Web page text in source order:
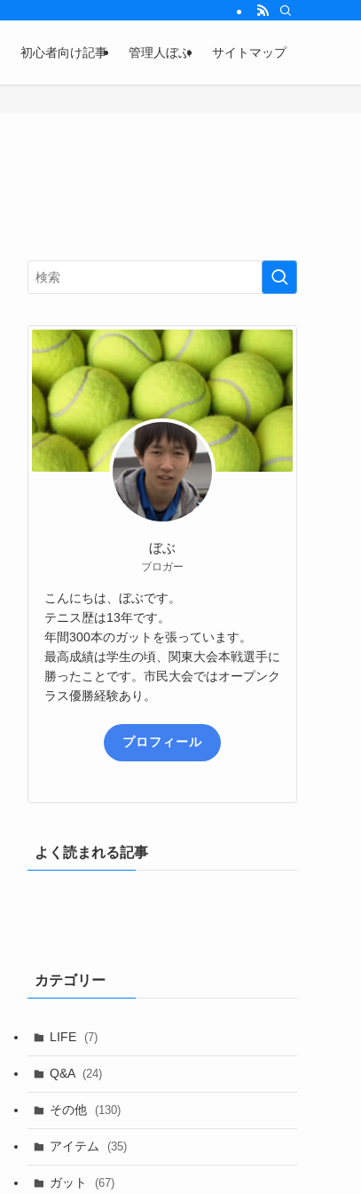
初心者向け記事 管理人ぼぶ サイトマップ
ぼぶ
ブロガー
こんにちは、ぼぶです。
テニス歴は13年です。
年間300本のガットを張っています。
最高成績は学生の頃、関東大会本戦選手に
勝ったことです。市民大会ではオープンク
ラス優勝経験あり。
プロフィール
よく読まれる記事
カテゴリー
LIFE (7)
Q&A (24)
その他 (130)
アイテム (35)
ガット (67)